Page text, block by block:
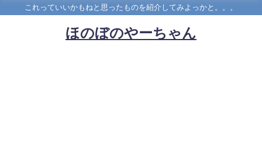
これっていいかもねと思ったものを紹介してみよっかと。。。
ほのぼのやーちゃん